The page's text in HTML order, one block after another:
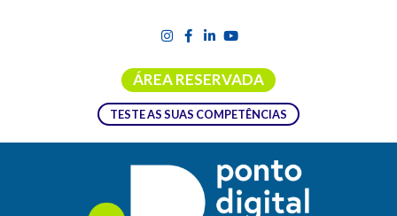
ÁREA RESERVADA
TESTE AS SUAS COMPETÊNCIAS